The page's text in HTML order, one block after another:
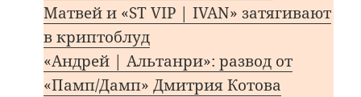
Матвей и «ST VIP | IVAN» затягивают
в криптоблуд
«Андрей | Альтанри»: развод от
«Памп/Дамп» Дмитрия Котова